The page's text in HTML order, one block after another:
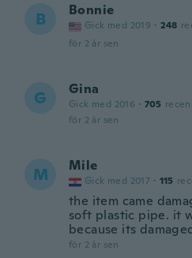
B Bonnie
Gick med 2019 · 248
för 2 år sen
G Gina
Gick med 2016 · 705
för 2 år sen
M Mile
Gick med 2017 · 115
the item came
soft plastic pipe. it
because its
för 2 år sen